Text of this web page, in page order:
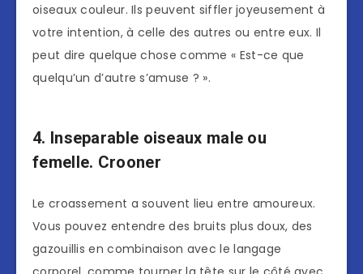
oiseaux couleur. Ils peuvent siffler joyeusement à
votre intention, à celle des autres ou entre eux. Il
peut dire quelque chose comme « Est-ce que
quelqu’un d’autre s’amuse ? ».
4. Inseparable oiseaux male ou
femelle. Crooner
Le croassement a souvent lieu entre amoureux.
Vous pouvez entendre des bruits plus doux, des
gazouillis en combinaison avec le langage